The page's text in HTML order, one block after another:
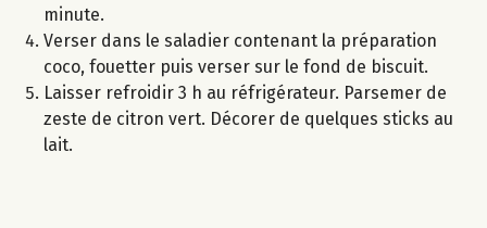
minute.
Verser dans le saladier contenant la préparation
coco, fouetter puis verser sur le fond de biscuit.
Laisser refroidir 3 h au réfrigérateur. Parsemer de
zeste de citron vert. Décorer de quelques sticks au
lait.